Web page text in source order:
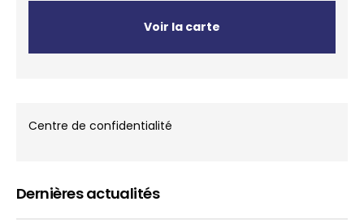
Voir la carte
Centre de confidentialité
Dernières actualités